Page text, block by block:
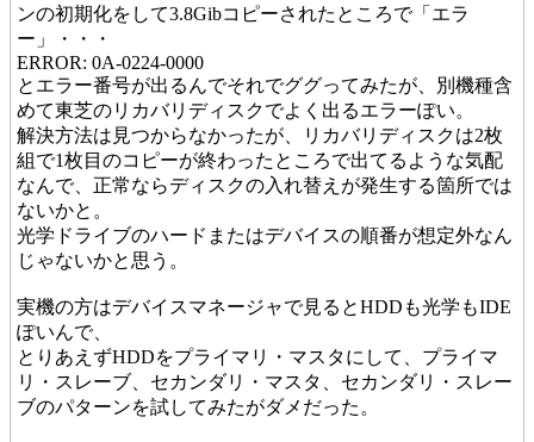
ンの初期化をして3.8Gibコピーされたところで「エラ
ー」・・・
ERROR: 0A-0224-0000
とエラー番号が出るんでそれでググってみたが、別機種含
めて東芝のリカバリディスクでよく出るエラーぽい。
解決方法は見つからなかったが、リカバリディスクは2枚
組で1枚目のコピーが終わったところで出てるような気配
なんで、正常ならディスクの入れ替えが発生する箇所では
ないかと。
光学ドライブのハードまたはデバイスの順番が想定外なん
じゃないかと思う。
実機の方はデバイスマネージャで見るとHDDも光学もIDE
ぽいんで、
とりあえずHDDをプライマリ・マスタにして、プライマ
リ・スレーブ、セカンダリ・マスタ、セカンダリ・スレー
ブのパターンを試してみたがダメだった。